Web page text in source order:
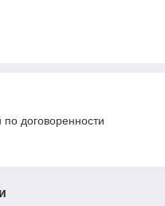
договоренности